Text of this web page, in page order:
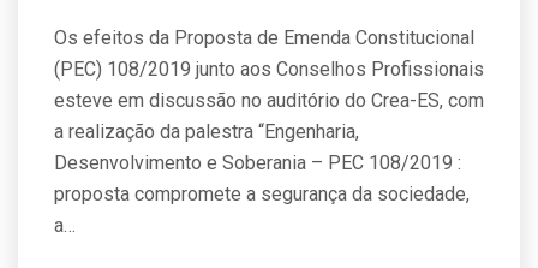
Os efeitos da Proposta de Emenda Constitucional
(PEC) 108/2019 junto aos Conselhos Profissionais
esteve em discussão no auditório do Crea-ES, com
a realização da palestra “Engenharia,
Desenvolvimento e Soberania – PEC 108/2019 :
proposta compromete a segurança da sociedade,
a…